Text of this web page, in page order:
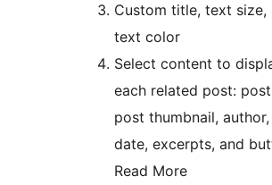
Custom title, text size,
text color
Select content to
each related post:
post thumbnail,
date, excerpts, and
Read More